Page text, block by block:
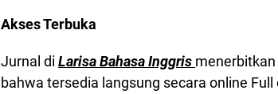
Akses Terbuka
Jurnal di Larisa Bahasa Inggris
bahwa tersedia langsung secara online